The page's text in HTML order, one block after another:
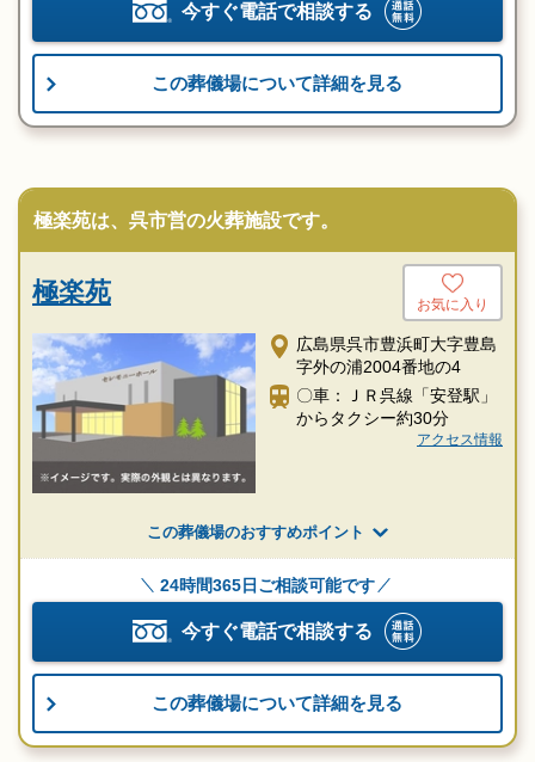
今すぐ電話で相談する
この葬儀場について詳細を見る
極楽苑は、呉市営の火葬施設です。
極楽苑 お気に入り
広島県呉市豊浜町大字豊島
字外の浦2004番地の4
〇車：ＪＲ呉線「安登駅」
からタクシー約30分
アクセス情報
この葬儀場のおすすめポイント
24時間365日ご相談可能です
今すぐ電話で相談する
この葬儀場について詳細を見る